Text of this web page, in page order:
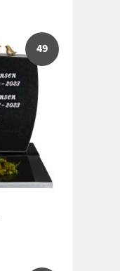
49